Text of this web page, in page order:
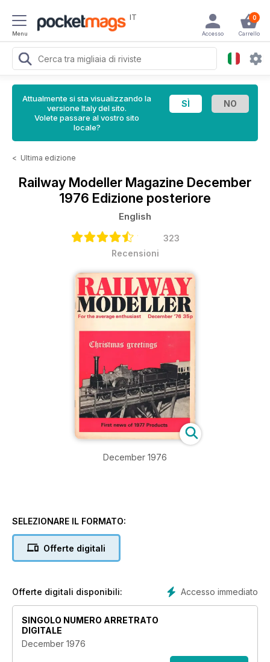
Menu
IT 0
Carrello
Accesso
Attualmente si sta visualizzando la
versione Italy del sito.
Volete passare al vostro sito
locale?
< Ultima edizione
Railway Modeller Magazine December
1976 Edizione posteriore
English
323
Recensioni
December 1976
SELEZIONARE IL FORMATO:
Offerte digitali
Accesso immediato
Offerte digitali disponibili:
SINGOLO NUMERO ARRETRATO
DIGITALE
December 1976